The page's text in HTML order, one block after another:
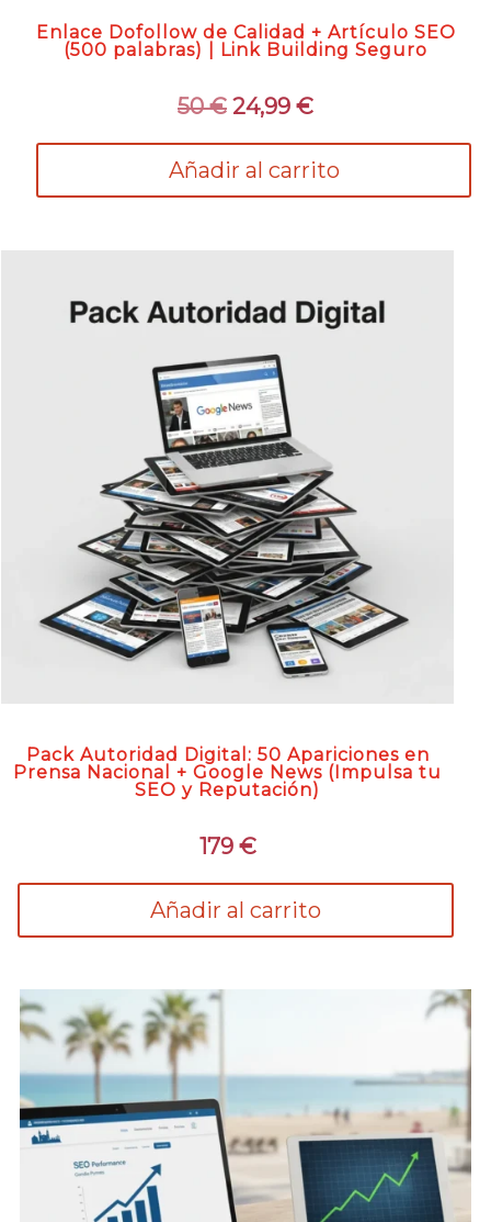
Enlace Dofollow de Calidad + Artículo SEO
(500 palabras) | Link Building Seguro
50€ El
original
era:
24,99 €El
actual
es:
Añadir al carrito
Pack Autoridad Digital: 50 Apariciones en
Prensa Nacional + Google News (Impulsa tu
SEO y Reputación)
179 €
Añadir al carrito